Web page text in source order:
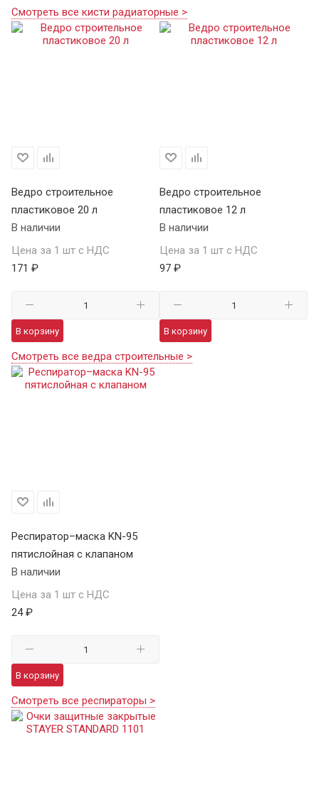
Смотреть все кисти радиаторные >
Ведро строительное
пластиковое 20 л
В наличии
Цена за 1 шт с НДС
171 ₽
В корзину
Ведро строительное
пластиковое 12 л
В наличии
Цена за 1 шт с НДС
97 ₽
В корзину
Смотреть все ведра строительные >
Респиратор–маска KN-95
пятислойная с клапаном
В наличии
Цена за 1 шт с НДС
24 ₽
В корзину
Смотреть все респираторы >